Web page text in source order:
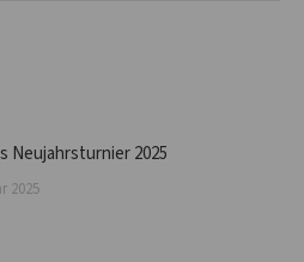
Neujahrsturnier 2025
2025